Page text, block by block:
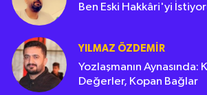
Ben Eski Hakkâri'yi
YILMAZ ÖZDEMIR
Yozlaşmanın Aynasında:
Değerler, Kopan Bağlar